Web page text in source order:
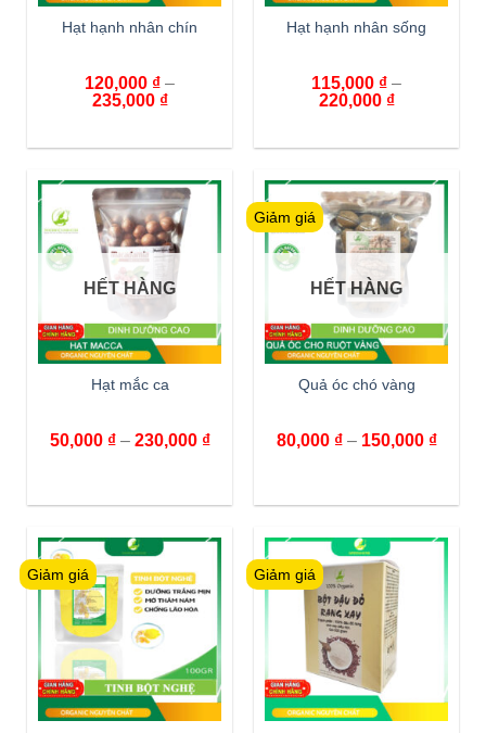
Hạt hạnh nhân chín
120,000 ₫ –
235,000 ₫
Hạt hạnh nhân sống
115,000 ₫ –
220,000 ₫
HẾT HÀNG
Hạt mắc ca
50,000 ₫– 230,000 ₫
Giảm giá
HẾT HÀNG
Quả óc chó vàng
80,000 ₫– 150,000 ₫
Giảm giá Giảm giá